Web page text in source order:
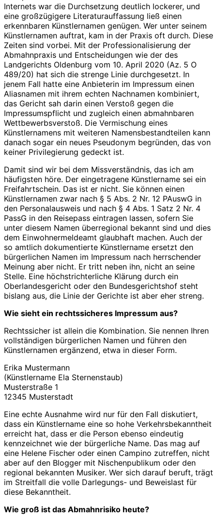
Internets war die Durchsetzung deutlich lockerer, und
eine großzügigere Literaturauffassung ließ einen
erkennbaren Künstlernamen genügen. Wer unter seinem
Künstlernamen auftrat, kam in der Praxis oft durch. Diese
Zeiten sind vorbei. Mit der Professionalisierung der
Abmahnpraxis und Entscheidungen wie der des
Landgerichts Oldenburg vom 10. April 2020 (Az. 5 O
489/20) hat sich die strenge Linie durchgesetzt. In
jenem Fall hatte eine Anbieterin im Impressum einen
Aliasnamen mit ihrem echten Nachnamen kombiniert,
das Gericht sah darin einen Verstoß gegen die
Impressumspflicht und zugleich einen abmahnbaren
Wettbewerbsverstoß. Die Vermischung eines
Künstlernamens mit weiteren Namensbestandteilen kann
danach sogar ein neues Pseudonym begründen, das von
keiner Privilegierung gedeckt ist.
Damit sind wir bei dem Missverständnis, das ich am
häufigsten höre. Der eingetragene Künstlername sei ein
Freifahrtschein. Das ist er nicht. Sie können einen
Künstlernamen zwar nach § 5 Abs. 2 Nr. 12 PAuswG in
den Personalausweis und nach § 4 Abs. 1 Satz 2 Nr. 4
PassG in den Reisepass eintragen lassen, sofern Sie
unter diesem Namen überregional bekannt sind und dies
dem Einwohnermeldeamt glaubhaft machen. Auch der
so amtlich dokumentierte Künstlername ersetzt den
bürgerlichen Namen im Impressum nach herrschender
Meinung aber nicht. Er tritt neben ihn, nicht an seine
Stelle. Eine höchstrichterliche Klärung durch ein
Oberlandesgericht oder den Bundesgerichtshof steht
bislang aus, die Linie der Gerichte ist aber eher streng.
Wie sieht ein rechtssicheres Impressum aus?
Rechtssicher ist allein die Kombination. Sie nennen Ihren
vollständigen bürgerlichen Namen und führen den
Künstlernamen ergänzend, etwa in dieser Form.
Erika Mustermann
(Künstlername Ela Sternenstaub)
Musterstraße 1
12345 Musterstadt
Eine echte Ausnahme wird nur für den Fall diskutiert,
dass ein Künstlername eine so hohe Verkehrsbekanntheit
erreicht hat, dass er die Person ebenso eindeutig
kennzeichnet wie der bürgerliche Name. Das mag auf
eine Helene Fischer oder einen Campino zutreffen, nicht
aber auf den Blogger mit Nischenpublikum oder den
regional bekannten Musiker. Wer sich darauf beruft, trägt
im Streitfall die volle Darlegungs- und Beweislast für
diese Bekanntheit.
Wie groß ist das Abmahnrisiko heute?